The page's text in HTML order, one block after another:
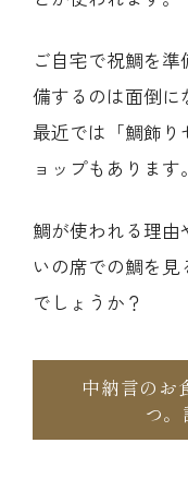
ご自宅で祝鯛を
備するのは面倒に
最近では「鯛飾
ョップもあります。
鯛が使われる理
いの席での鯛を
でしょうか？
中納言のお
つ